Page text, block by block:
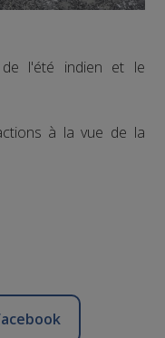
l'été indien et le
à la vue de la